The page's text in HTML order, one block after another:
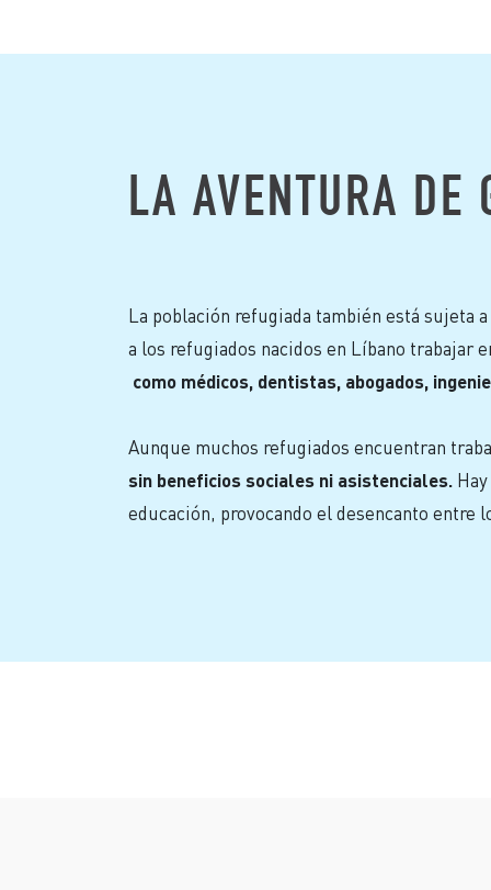
LA AVENTURA
La población refugiada también está sujeta
a los refugiados nacidos en Líbano trabajar
como médicos, dentistas, abogados,
Aunque muchos refugiados encuentran
sin beneficios sociales ni asistenciales.
educación, provocando el desencanto entre